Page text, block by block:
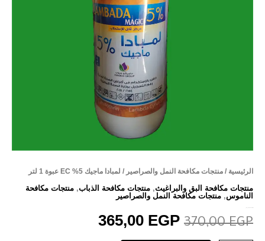
الرئيسية / منتجات مكافحة النمل والصراصير / لمبادا ماجيك 5% EC عبوة 1 لتر
منتجات مكافحة البق والبراغيث, منتجات مكافحة الذباب, منتجات مكافحة
الناموس, منتجات مكافحة النمل والصراصير
370,00EGP
365,00 EGP